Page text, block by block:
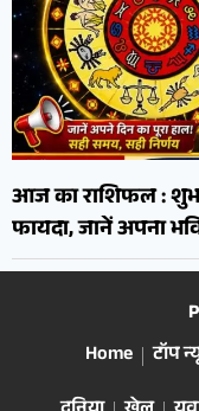
आज का राशिफल : शुभ
फायदा, जानें अपना
Home
टॉप